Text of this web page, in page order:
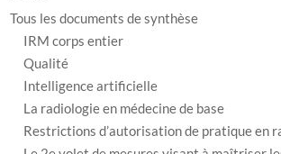
destiné
aux
médecins
radiologues
172
l’ORaP
destiné
aux
médecins
radiologues
Tous les documents de synthèse
IRM corps entier
Qualité
Intelligence artificielle
La radiologie en médecine de base
Restrictions d’autorisation de pratique en